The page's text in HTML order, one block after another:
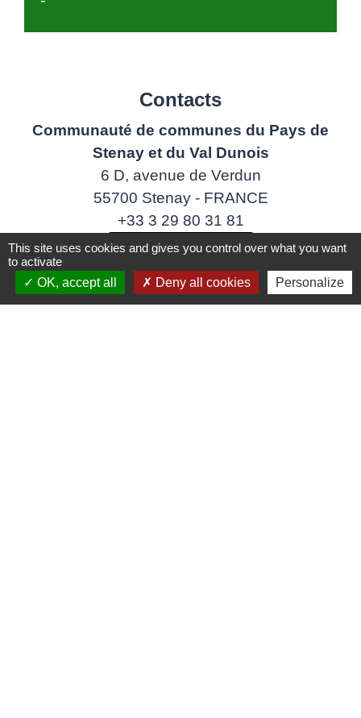
Contacts
Communauté de communes du Pays de
Stenay et du Val Dunois
6 D, avenue de Verdun
55700 Stenay - FRANCE
+33 3 29 80 31 81
Contact par formulaire
This site uses cookies and gives you control over what you want
to activate
OK, accept all
Deny all cookies Personalize